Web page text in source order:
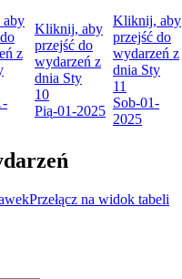
z
Kliknij, aby
przejść do
wydarzeń z
dnia Sty
10
Pią-01-2025
Kliknij, aby
przejść do
wydarzeń z
dnia Sty
11
Sob-01-
2025
Przełącz na widok tabeli